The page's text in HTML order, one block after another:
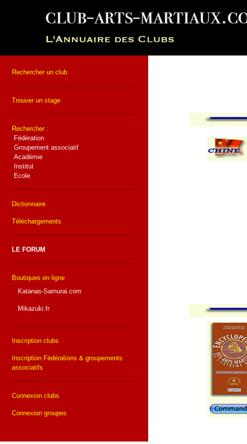
Rechercher un club
Trouver un stage
Rechercher :
Fédération
Groupement associatif
Académie
Institut
Ecole
Dictionnaire
Téléchargements
LE FORUM
Boutiques en ligne
Katanas-Samurai.com
Mikazuki.fr
Inscription clubs
Inscription Fédérations & groupements
associatifs
Connexion clubs
Connexion groupes